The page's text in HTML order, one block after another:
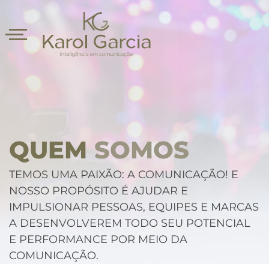
QUEM SOMOS
TEMOS UMA PAIXÃO: A COMUNICAÇÃO! E
NOSSO PROPÓSITO É AJUDAR E
IMPULSIONAR PESSOAS, EQUIPES E MARCAS
A DESENVOLVEREM TODO SEU POTENCIAL
E PERFORMANCE POR MEIO DA
COMUNICAÇÃO.